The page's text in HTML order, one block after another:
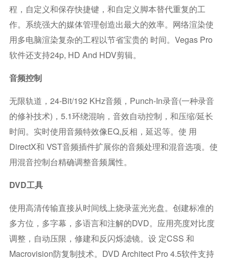
程，自定义和保存快捷键，和自定义脚本替代重复的工
作。系统强大的媒体管理创造出最大的效率。网络渲染使
用多电脑渲染复杂的工程以节省宝贵的 时间。Vegas Pro
软件还支持24p, HD And HDV剪辑。
音频控制
无限轨道，24-Bit/192 KHz音频，punch-In录音(一种录音
的修补技术)，5.1环绕混响，音效自动控制，和压缩/延长
时间。实时使用音频特效像EQ,反相，延迟等。使 用
DirectX和 VST音频插件扩展你的音频处理和混音选项。使
用混音控制台精确调整音频属性。
DVD工具
使用高清传输直接从时间线上烧录蓝光光盘。创建标准的
多方位，多字幕，多语言和注解的DVD。应用亮度对比度
调整，自动压限，修建和反闪烁滤镜。设 定CSS 和
Macrovision防复制技术。DVD Architect Pro 4.5软件支持